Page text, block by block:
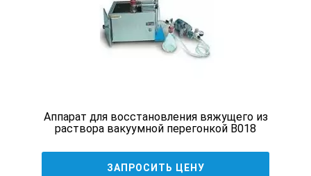
Аппарат для восстановления вяжущего из
раствора вакуумной перегонкой B018
ЗАПРОСИТЬ ЦЕНУ